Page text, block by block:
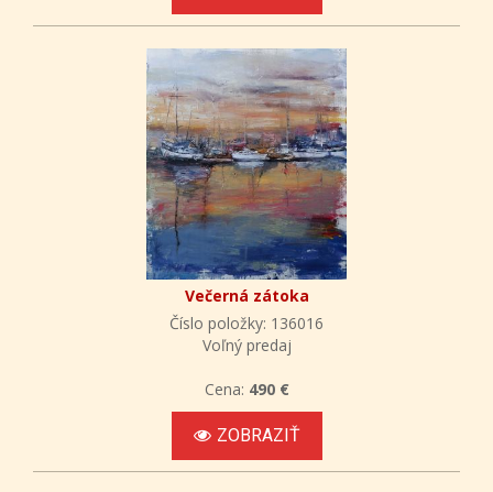
Večerná zátoka
Číslo položky: 136016
Voľný predaj
Cena: 490 €
ZOBRAZIŤ